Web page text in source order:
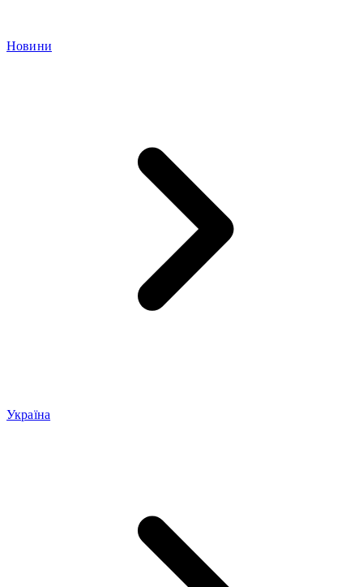
Новини
Україна